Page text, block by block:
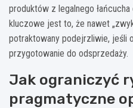
produktów z legalnego
kluczowe jest to, że nawet
potraktowany podejrzliwie, jeśli
przygotowanie do odsprzedaży.
Jak ograniczyć
pragmatyczne